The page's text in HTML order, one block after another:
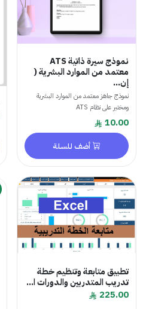
نموذج سيرة ذاتية ATS
معتمد من الموارد البشرية (
إن...
نموذج جاهز معتمد من الموارد البشرية
ومختبر على نظام ATS
10.00
أضف للسلة
تطبيق متابعة وتنظيم خطة
تدريب المتدربين والدورات ا...
225.00